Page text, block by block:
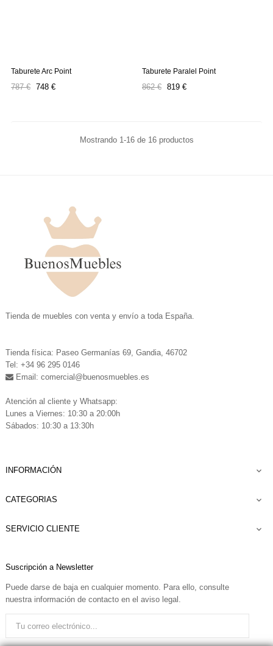
Taburete Arc Point
Precio
787 € Precio
748 €
Taburete Paralel Point
Precio
862 € Precio
819 €
Mostrando 1-16 de 16 productos
Tienda de muebles con venta y envío a toda España.
Tienda física: Paseo Germanías 69, Gandia, 46702
Tel: +34 96 295 0146
Email: comercial @buenosmuebles.es
Atención al cliente y Whatsapp:
Lunes a Viernes: 10:30 a 20:00h
Sábados: 10:30 a 13:30h
INFORMACIÓN 
CATEGORIAS 
SERVICIO CLIENTE 
Suscripción a Newsletter
Puede darse de baja en cualquier momento. Para ello, consulte
nuestra información de contacto en el aviso legal.